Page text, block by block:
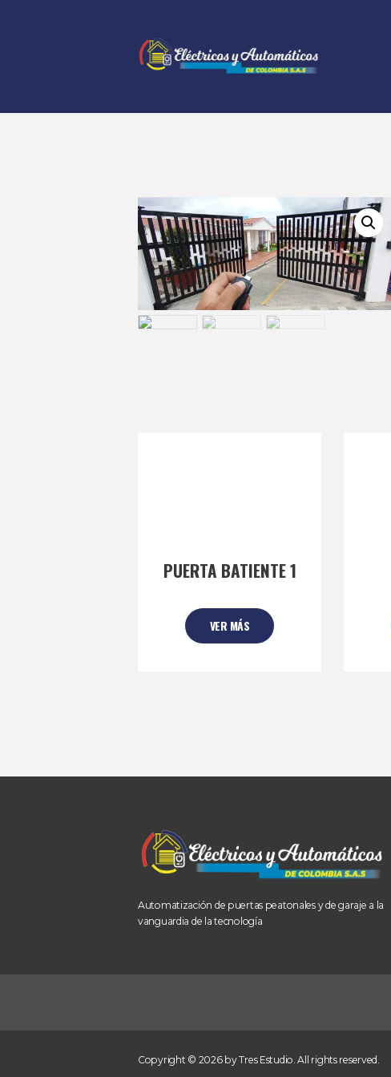
PUERTA BATIENTE 1
VER MÁS
Automatización de puertas peatonales y de garaje a la
vanguardia de la tecnología
Copyright © 2026 by Tres Estudio. All rights reserved.